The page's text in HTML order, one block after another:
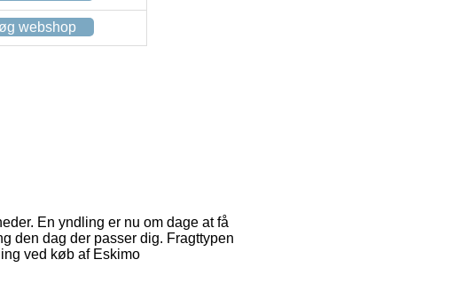
webshop
En yndling er nu om dage at få
den dag der passer dig. Fragttypen
ved køb af Eskimo